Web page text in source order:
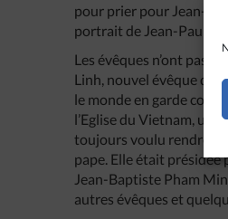
pour prier pour Jean-
portrait de Jean-Paul II.
Les évêques n’ont pas
Linh, nouvel évêque de
le monde en garde
l’Eglise du Vietnam,
toujours voulu rendre
pape. Elle était
Jean-Baptiste Pham
autres évêques et